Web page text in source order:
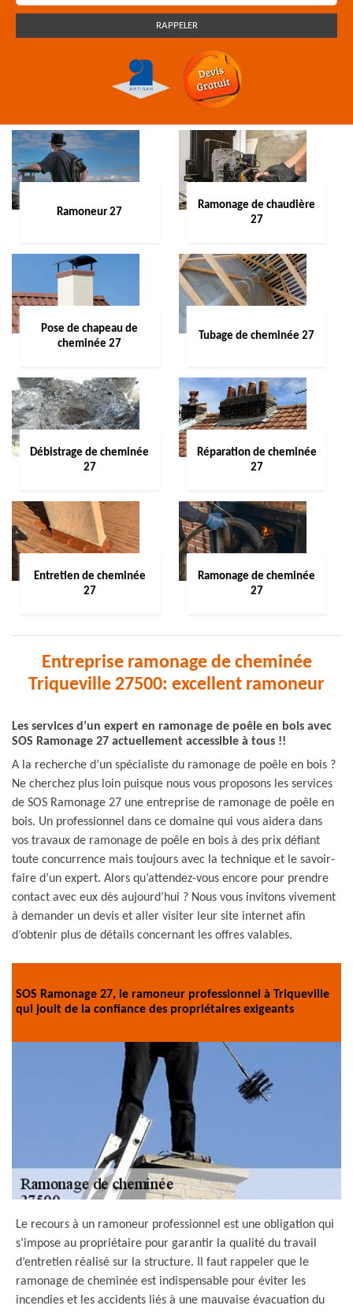
Ramoneur 27
Ramonage de chaudière
27
Pose de chapeau de
cheminée 27
Tubage de cheminée 27
Débistrage de cheminée
27
Réparation de cheminée
27
Entretien de cheminée
27
Ramonage de cheminée
27
Entreprise ramonage de cheminée
Triqueville 27500: excellent ramoneur
Les services d’un expert en ramonage de poêle en bois avec
SOS Ramonage 27 actuellement accessible à tous !!
A la recherche d’un spécialiste du ramonage de poêle en bois ?
Ne cherchez plus loin puisque nous vous proposons les services
de SOS Ramonage 27 une entreprise de ramonage de poêle en
bois. Un professionnel dans ce domaine qui vous aidera dans
vos travaux de ramonage de poêle en bois à des prix défiant
toute concurrence mais toujours avec la technique et le savoir-
faire d’un expert. Alors qu’attendez-vous encore pour prendre
contact avec eux dès aujourd’hui ? Nous vous invitons vivement
à demander un devis et aller visiter leur site internet afin
d’obtenir plus de détails concernant les offres valables.
SOS Ramonage 27, le ramoneur professionnel à Triqueville
qui jouit de la confiance des propriétaires exigeants
Le recours à un ramoneur professionnel est une obligation qui
s’impose au propriétaire pour garantir la qualité du travail
d’entretien réalisé sur la structure. Il faut rappeler que le
ramonage de cheminée est indispensable pour éviter les
incendies et les accidents liés à une mauvaise évacuation du